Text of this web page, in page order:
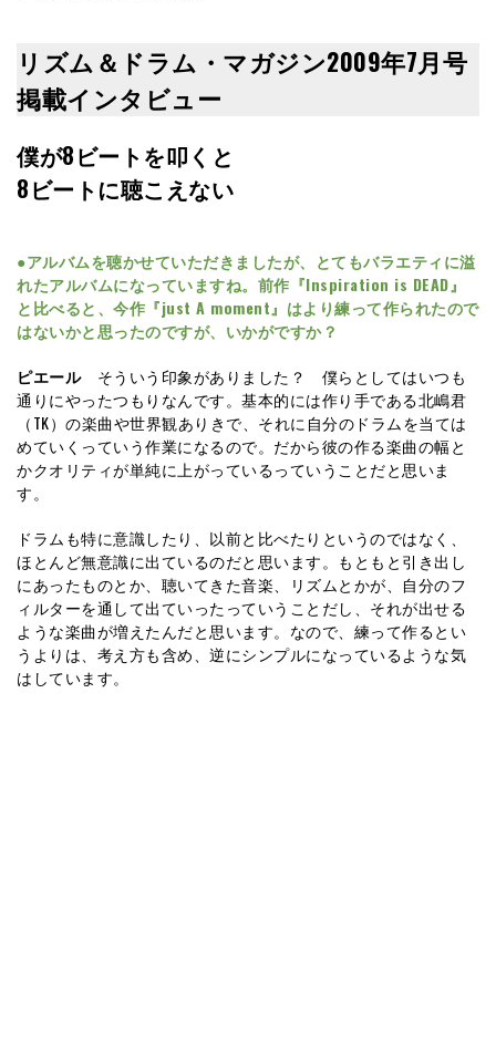
リズム＆ドラム・マガジン2009年7月号
掲載インタビュー
僕が8ビートを叩くと
8ビートに聴こえない
●アルバムを聴かせていただきましたが、とてもバラエティに溢
れたアルバムになっていますね。前作『Inspiration is DEAD』
と比べると、今作『just A moment』はより練って作られたので
はないかと思ったのですが、いかがですか？
ピエール そういう印象がありました？ 僕らとしてはいつも
通りにやったつもりなんです。基本的には作り手である北嶋君
（TK）の楽曲や世界観ありきで、それに自分のドラムを当ては
めていくっていう作業になるので。だから彼の作る楽曲の幅と
かクオリティが単純に上がっているっていうことだと思いま
す。
ドラムも特に意識したり、以前と比べたりというのではなく、
ほとんど無意識に出ているのだと思います。もともと引き出し
にあったものとか、聴いてきた音楽、リズムとかが、自分のフ
ィルターを通して出ていったっていうことだし、それが出せる
ような楽曲が増えたんだと思います。なので、練って作るとい
うよりは、考え方も含め、逆にシンプルになっているような気
はしています。